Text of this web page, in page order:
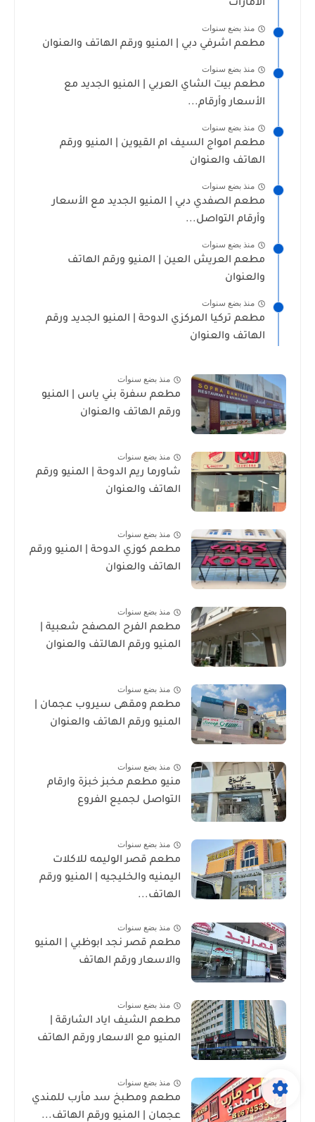
الامارات
منذ بضع سنوات
مطعم اشرفي دبي | المنيو ورقم الهاتف والعنوان
منذ بضع سنوات
مطعم بيت الشاي العربي | المنيو الجديد مع
الأسعار وأرقام...
منذ بضع سنوات
مطعم امواج السيف ام القيوين | المنيو ورقم
الهاتف والعنوان
منذ بضع سنوات
مطعم الصفدي دبي | المنيو الجديد مع الأسعار
وأرقام التواصل...
منذ بضع سنوات
مطعم العريش العين | المنيو ورقم الهاتف
والعنوان
منذ بضع سنوات
مطعم تركيا المركزي الدوحة | المنيو الجديد ورقم
الهاتف والعنوان
منذ بضع سنوات
مطعم سفرة بني ياس | المنيو
ورقم الهاتف والعنوان
منذ بضع سنوات
شاورما ريم الدوحة | المنيو ورقم
الهاتف والعنوان
منذ بضع سنوات
مطعم كوزي الدوحة | المنيو ورقم
الهاتف والعنوان
منذ بضع سنوات
مطعم الفرح المصفح شعبية |
المنيو ورقم الهالتف والعنوان
منذ بضع سنوات
مطعم ومقهى سيروب عجمان |
المنيو ورقم الهاتف والعنوان
منذ بضع سنوات
منيو مطعم مخبز خبزة وارقام
التواصل لجميع الفروع
منذ بضع سنوات
مطعم قصر الوليمه للاكلات
اليمنيه والخليجيه | المنيو ورقم
الهاتف...
منذ بضع سنوات
مطعم قصر نجد ابوظبي | المنيو
والاسعار ورقم الهاتف
منذ بضع سنوات
مطعم الشيف اياد الشارقة |
المنيو مع الاسعار ورقم الهاتف
منذ بضع سنوات
مطعم ومطبخ سد مأرب للمندي
عجمان | المنيو ورقم الهاتف...